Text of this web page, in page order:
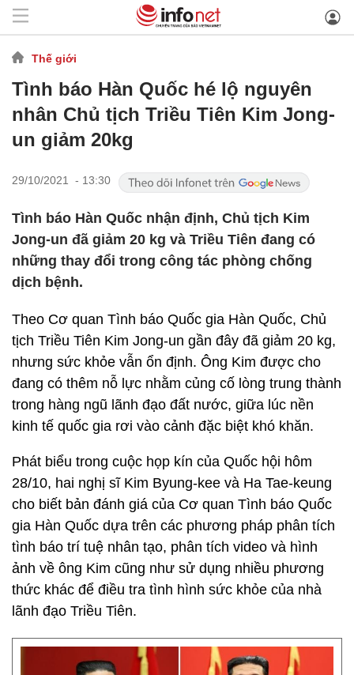
Thế giới
Tình báo Hàn Quốc hé lộ nguyên
nhân Chủ tịch Triều Tiên Kim Jong-
un giảm 20kg
29/10/2021 - 13:30
Tình báo Hàn Quốc nhận định, Chủ tịch Kim
Jong-un đã giảm 20 kg và Triều Tiên đang có
những thay đổi trong công tác phòng chống
dịch bệnh.
Theo Cơ quan Tình báo Quốc gia Hàn Quốc, Chủ
tịch Triều Tiên Kim Jong-un gần đây đã giảm 20 kg,
nhưng sức khỏe vẫn ổn định. Ông Kim được cho
đang có thêm nỗ lực nhằm củng cố lòng trung thành
trong hàng ngũ lãnh đạo đất nước, giữa lúc nền
kinh tế quốc gia rơi vào cảnh đặc biệt khó khăn.
Phát biểu trong cuộc họp kín của Quốc hội hôm
28/10, hai nghị sĩ Kim Byung-kee và Ha Tae-keung
cho biết bản đánh giá của Cơ quan Tình báo Quốc
gia Hàn Quốc dựa trên các phương pháp phân tích
tình báo trí tuệ nhân tạo, phân tích video và hình
ảnh về ông Kim cũng như sử dụng nhiều phương
thức khác để điều tra tình hình sức khỏe của nhà
lãnh đạo Triều Tiên.